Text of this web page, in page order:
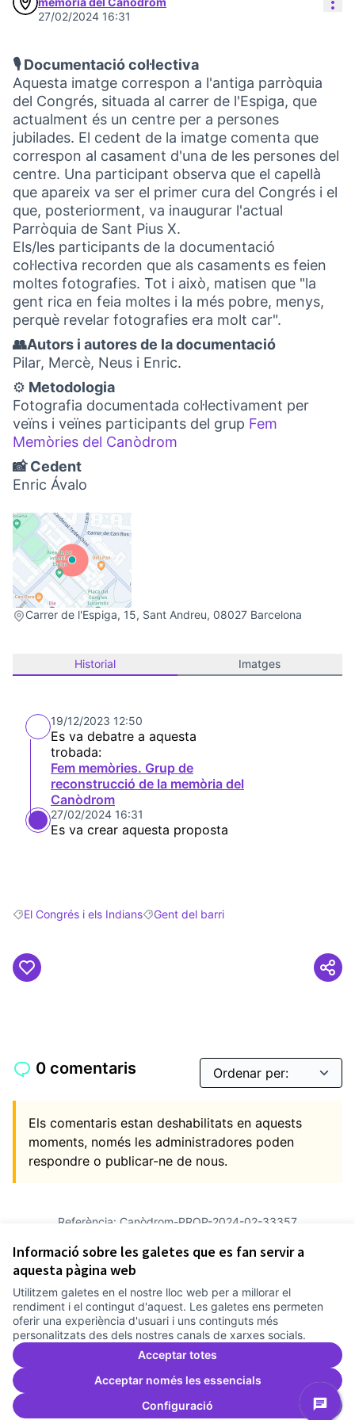
Informació sobre les galetes que es fan servir a
aquesta pàgina web
Utilitzem galetes en el nostre lloc web per a millorar el
rendiment i el contingut d'aquest. Les galetes ens permeten
oferir una experiència d'usuari i uns continguts més
personalitzats des dels nostres canals de xarxes socials.
Acceptar totes
Acceptar només les essencials
Configuració
27/02/2024 16:31
🎙️ Documentació col·lectiva
Aquesta imatge correspon a l'antiga parròquia
del Congrés, situada al carrer de l'Espiga, que
actualment és un centre per a persones
jubilades. El cedent de la imatge comenta que
correspon al casament d'una de les persones del
centre. Una participant observa que el capellà
que apareix va ser el primer cura del Congrés i el
que, posteriorment, va inaugurar l'actual
Parròquia de Sant Pius X.
Els/les participants de la documentació
col·lectiva recorden que als casaments es feien
moltes fotografies. Tot i això, matisen que "la
gent rica en feia moltes i la més pobre, menys,
perquè revelar fotografies era molt car".
👥Autors i autores de la documentació
Pilar, Mercè, Neus i Enric.
⚙️ Metodologia
Fotografia documentada col·lectivament per
veïns i veïnes participants del grup Fem
Memòries del Canòdrom
📸 Cedent
Enric Ávalo
Carrer de l'Espiga, 15, Sant Andreu, 08027 Barcelona
(Link externo)
Historial Imatges
19/12/2023 12:50
Es va debatre a aquesta
trobada:
Fem memòries. Grup de
reconstrucció de la memòria del
Canòdrom
27/02/2024 16:31
Es va crear aquesta proposta
Resultats en filtrar per: El Congrés i els Indians
El Congrés i els IndiansResultats en filtrar per: Gent del barri
Gent del barri
0 comentaris
Els comentaris estan deshabilitats en aquests
moments, només les administradores poden
respondre o publicar-ne de nous.
Referència: Canòdrom-PROP-2024-02-33357
Verifica l'empremta digital
Termes i condicions d'ús
Configuració de les galetes
Comunitat Canòdrom a Facebook
(Link externo)
Comunitat Canòdrom a Instagram
(Link externo)
Comunitat Canòdrom a YouTube
(Link externo)
Català
Triar la llengua Elegir el idiomaChoose language
(Link externo)
Web creada amb